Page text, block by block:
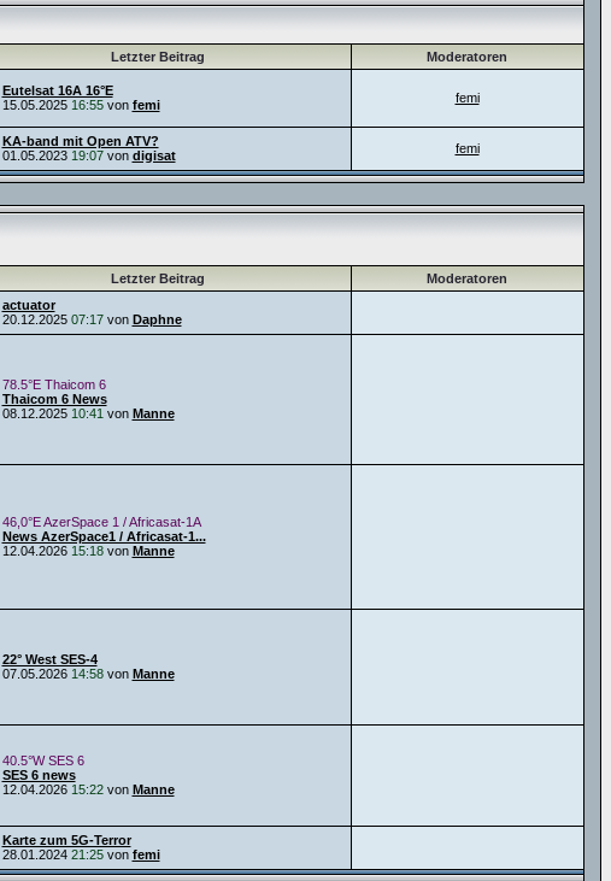
Letzter Beitrag Moderatoren
Eutelsat 16A 16°E
15.05.2025 16:55von femi femi
KA-band mit Open ATV?
01.05.2023 19:07von digisat femi
Letzter Beitrag Moderatoren
actuator
20.12.2025 07:17von Daphne
78.5°E Thaicom 6
Thaicom 6 News
08.12.2025 10:41 von Manne
46,0°E AzerSpace 1 / Africasat-1A
News AzerSpace1 / Africasat-1...
12.04.2026 15:18von Manne
22° West SES-4
07.05.2026 14:58von Manne
40.5°W SES 6
SES 6 news
12.04.2026 15:22von Manne
Karte zum 5G-Terror
28.01.2024 21:25von femi